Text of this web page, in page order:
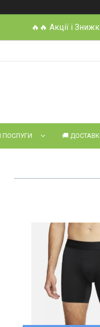
🔥🔥 Акції і
ПОСЛУГИ 🚚